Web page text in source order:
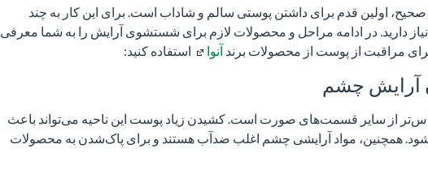
اولین قدم برای داشتن پوستی سالم و شاداب است. برای این کار به چند
دارید. در ادامه مراحل و محصولات لازم برای شستشوی آرایش را به شما معرفی
مراقبت از پوست از محصولات برند آنوا استفاده کنید:
آرایش چشم
از سایر قسمت‌های صورت است. کشیدن زیاد پوست این ناحیه می‌تواند باعث
همچنین، مواد آرایشی چشم اغلب ضدآب هستند و برای پاک‌شدن به محصولات